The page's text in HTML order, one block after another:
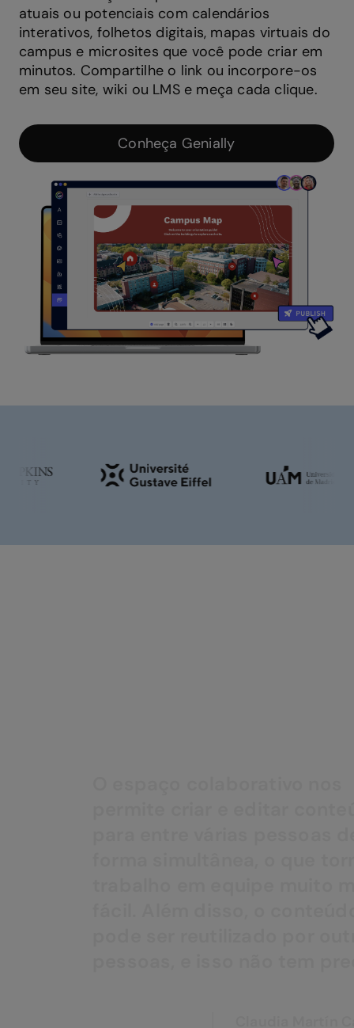
atuais ou potenciais com calendários
interativos, folhetos digitais, mapas virtuais do
campus e microsites que você pode criar em
minutos. Compartilhe o link ou incorpore-os
em seu site, wiki ou LMS e meça cada clique.
Conheça Genially